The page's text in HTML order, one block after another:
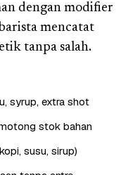
dengan modifier
mencatat
tanpa salah.
syrup, extra shot
stok bahan
susu, sirup)